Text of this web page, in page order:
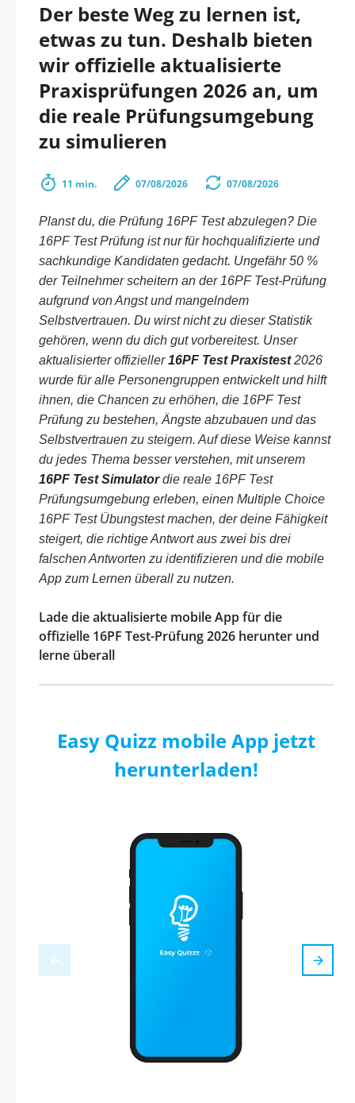
Der beste Weg zu lernen ist,
etwas zu tun. Deshalb bieten
wir offizielle aktualisierte
Praxisprüfungen 2026 an, um
die reale Prüfungsumgebung
zu simulieren
11 min. 07/08/2026 07/08/2026
Planst du, die Prüfung 16PF Test abzulegen? Die
16PF Test Prüfung ist nur für hochqualifizierte und
sachkundige Kandidaten gedacht. Ungefähr 50 %
der Teilnehmer scheitern an der 16PF Test-Prüfung
aufgrund von Angst und mangelndem
Selbstvertrauen. Du wirst nicht zu dieser Statistik
gehören, wenn du dich gut vorbereitest. Unser
aktualisierter offizieller16PF Test Praxistest2026
wurde für alle Personengruppen entwickelt und hilft
ihnen, die Chancen zu erhöhen, die 16PF Test
Prüfung zu bestehen, Ängste abzubauen und das
Selbstvertrauen zu steigern. Auf diese Weise kannst
du jedes Thema besser verstehen, mit unserem
16PF Test Simulatordie reale 16PF Test
Prüfungsumgebung erleben, einen Multiple Choice
16PF Test Übungstest machen, der deine Fähigkeit
steigert, die richtige Antwort aus zwei bis drei
falschen Antworten zu identifizieren und die mobile
App zum Lernen überall zu nutzen.
Lade die aktualisierte mobile App für die
offizielle 16PF Test-Prüfung 2026 herunter und
lerne überall
Easy Quizz mobile App jetzt
herunterladen!